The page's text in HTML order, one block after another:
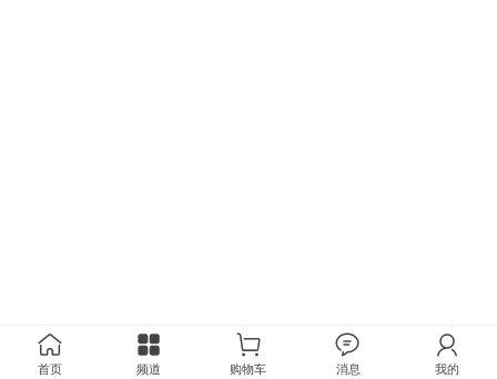
首页 频道 购物车 消息 我的